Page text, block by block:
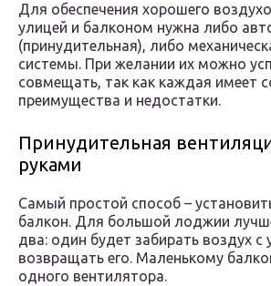
Для обеспечения хорошего
улицей и балконом нужна либо
(принудительная), либо
системы. При желании их можно
совмещать, так как каждая имеет
преимущества и недостатки.
Принудительная
руками
Самый простой способ –
балкон. Для большой лоджии
два: один будет забирать воздух с
возвращать его. Маленькому
одного вентилятора.